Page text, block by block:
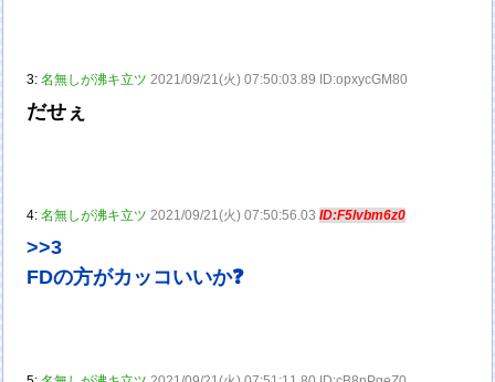
3:名無しが沸キ立ツ 2021/09/21(火) 07:50:03.89 ID:opxycGM80
だせぇ
4:名無しが沸キ立ツ 2021/09/21(火) 07:50:56.03ID:F5lvbm6z0
>>3
FDの方がカッコいいか❓